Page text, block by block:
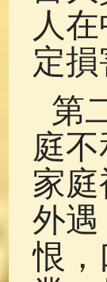
人
定損
第
庭
家
外
恨